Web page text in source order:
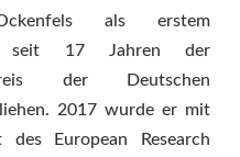
als erstem
seit 17 Jahren der
Preis der Deutschen
2017 wurde er mit
European Research